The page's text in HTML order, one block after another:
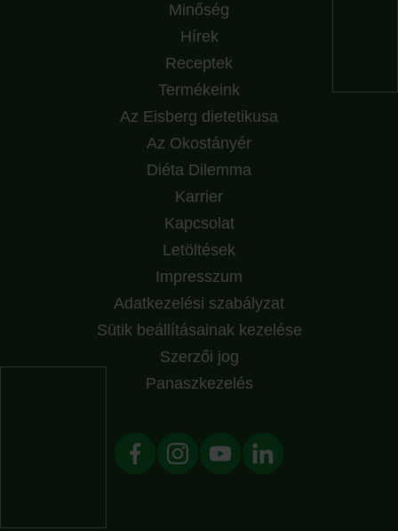
Minőség
Hírek
Receptek
Termékeink
Az Eisberg dietetikusa
Az Okostányér
Diéta Dilemma
Karrier
Kapcsolat
Letöltések
Impresszum
Adatkezelési szabályzat
Sütik beállításainak kezelése
Szerzői jog
Panaszkezelés